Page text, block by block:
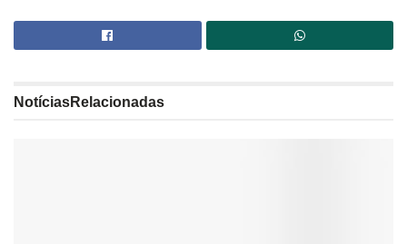
NotíciasRelacionadas